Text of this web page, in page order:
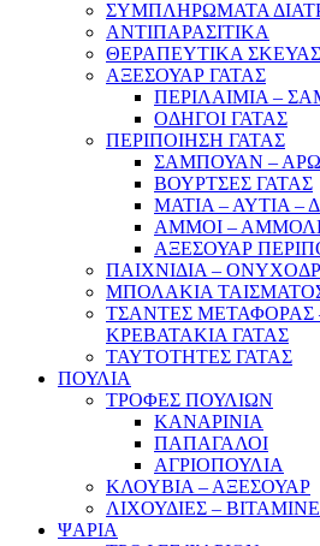
ΣΥΜΠΛΗΡΩΜΑΤΑ
ΑΝΤΙΠΑΡΑΣΙΤΙΚΑ
ΘΕΡΑΠΕΥΤΙΚΑ
ΑΞΕΣΟΥΑΡ ΓΑΤΑΣ
ΠΕΡΙΛΑΙΜΙΑ –
ΟΔΗΓΟΙ ΓΑΤΑΣ
ΠΕΡΙΠΟΙΗΣΗ ΓΑΤΑΣ
ΣΑΜΠΟΥΑΝ –
ΒΟΥΡΤΣΕΣ ΓΑΤΑΣ
ΜΑΤΙΑ – ΑΥΤΙΑ –
ΑΜΜΟΙ –
ΑΞΕΣΟΥΑΡ
ΠΑΙΧΝΙΔΙΑ –
ΜΠΟΛΑΚΙΑ
ΤΣΑΝΤΕΣ ΜΕΤΑΦΟΡΑΣ
ΚΡΕΒΑΤΑΚΙΑ ΓΑΤΑΣ
ΤΑΥΤΟΤΗΤΕΣ ΓΑΤΑΣ
ΠΟΥΛΙΑ
ΤΡΟΦΕΣ ΠΟΥΛΙΩΝ
ΚΑΝΑΡΙΝΙΑ
ΠΑΠΑΓΑΛΟΙ
ΑΓΡΙΟΠΟΥΛΙΑ
ΚΛΟΥΒΙΑ – ΑΞΕΣΟΥΑΡ
ΛΙΧΟΥΔΙΕΣ –
ΨΑΡΙΑ